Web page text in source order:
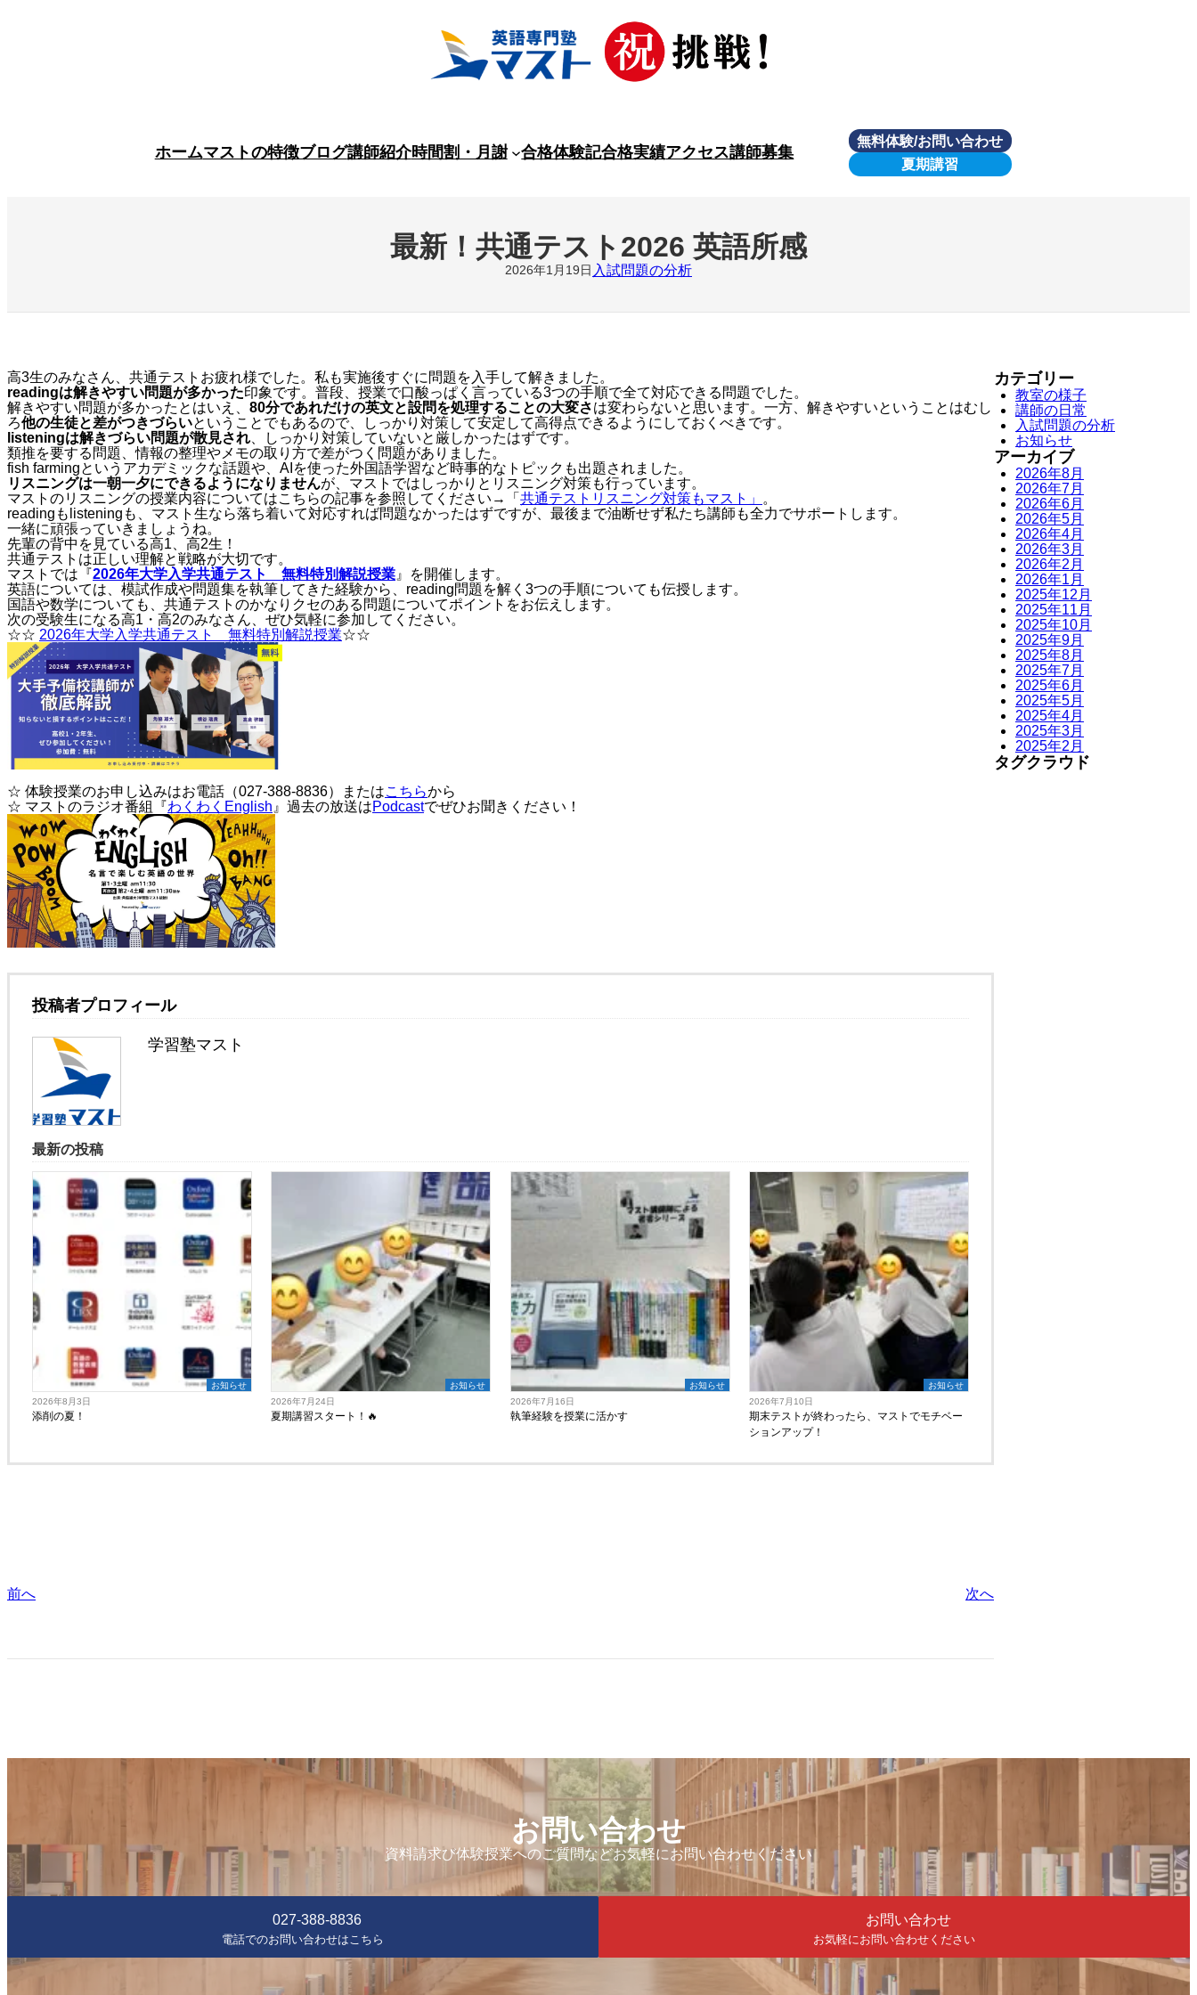
ホームマストの特徴ブログ講師紹介時間割・月謝 合格体験記合格実績アクセス講師募集
無料体験/お問い合わせ
夏期講習
最新！共通テスト2026 英語所感
2026年1月19日 入試問題の分析
高3生のみなさん、共通テストお疲れ様でした。私も実施後すぐに問題を入手して解きました。
readingは解きやすい問題が多かった印象です。普段、授業で口酸っぱく言っている3つの手順で全て対応できる問題でした。
解きやすい問題が多かったとはいえ、 80分であれだけの英文と設問を処理することの大変さは変わらないと思います。一方、解きやすいということはむし
ろ他の生徒と差がつきづらいということでもあるので、しっかり対策して安定して高得点できるようにしておくべきです。
listeningは解きづらい問題が散見され 、しっかり対策していないと厳しかったはずです。
類推を要する問題、情報の整理やメモの取り方で差がつく問題がありました。
fish farmingというアカデミックな話題や、AIを使った外国語学習など時事的なトピックも出題されました。
リスニングは一朝一夕にできるようになりませんが、マストではしっかりとリスニング対策も行っています。
マストのリスニングの授業内容についてはこちらの記事を参照してください→「 共通テストリスニング対策もマスト」
。
readingもlisteningも、マスト生なら落ち着いて対応すれば問題なかったはずですが、最後まで油断せず私たち講師も全力でサポートします。
一緒に頑張っていきましょうね。
先輩の背中を見ている高1、高2生！
共通テストは正しい理解と戦略が大切です。
マストでは『2026年大学入学共通テスト 無料特別解説授業 』を開催します。
英語については、模試作成や問題集を執筆してきた経験から、reading問題を解く3つの手順についても伝授します。
国語や数学についても、共通テストのかなりクセのある問題についてポイントをお伝えします。
次の受験生になる高1・高2のみなさん、ぜひ気軽に参加してください。
☆☆ 2026年大学入学共通テスト 無料特別解説授業☆☆
☆ 体験授業のお申し込みはお電話（027-388-8836）またはこちらから
☆ マストのラジオ番組『わくわくEnglish 』過去の放送はPodcastでぜひお聞きください！
投稿者プロフィール
学習塾マスト
最新の投稿
お知らせ
2026年8月3日
添削の夏！
お知らせ
2026年7月24日
夏期講習スタート！🔥
お知らせ
2026年7月16日
執筆経験を授業に活かす
お知らせ
2026年7月10日
期末テストが終わったら、マストでモチベー
ションアップ！
前へ 次へ
カテゴリー
教室の様子
講師の日常
入試問題の分析
お知らせ
アーカイブ
2026年8月
2026年7月
2026年6月
2026年5月
2026年4月
2026年3月
2026年2月
2026年1月
2025年12月
2025年11月
2025年10月
2025年9月
2025年8月
2025年7月
2025年6月
2025年5月
2025年4月
2025年3月
2025年2月
タグクラウド
お問い合わせ
資料請求び体験授業へのご質問などお気軽にお問い合わせください
027-388-8836
電話でのお問い合わせはこちら
お問い合わせ
お気軽にお問い合わせください